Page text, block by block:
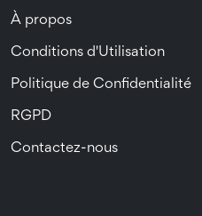
À propos
Conditions d'Utilisation
Politique de Confidentialité
RGPD
Contactez-nous